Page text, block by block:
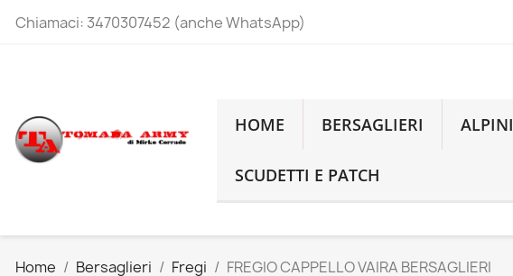
Chiamaci: 3470307452 (anche WhatsApp)
HOME
BERSAGLIERI ALPINI
SCUDETTI E PATCH
Home Bersaglieri Fregi FREGIO CAPPELLO VAIRA BERSAGLIERI